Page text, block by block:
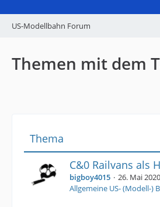
US-Modellbahn Forum
Themen mit dem
Thema
C&0 Railvans als
bigboy4015
26. Mai
Allgemeine US- (Modell-)